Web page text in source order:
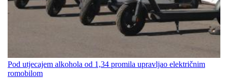
Pod utjecajem alkohola od 1,34 promila upravljao električnim
romobilom